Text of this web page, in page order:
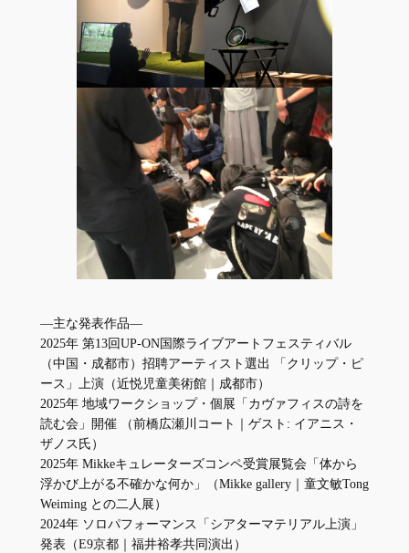
―主な発表作品―
2025年 第13回UP-ON国際ライブアートフェスティバル
（中国・成都市）招聘アーティスト選出 「クリップ・ピ
ース」上演（近悦児童美術館｜成都市）
2025年 地域ワークショップ・個展「カヴァフィスの詩を
読む会」開催 （前橋広瀬川コート｜ゲスト: イアニス・
ザノス⽒）
2025年 Mikkeキュレーターズコンペ受賞展覧会「体から
浮かび上がる不確かな何か」（Mikke gallery｜童⽂敏Tong
Weiming との⼆⼈展）
2024年 ソロパフォーマンス「シアターマテリアル上演」
発表（E9京都｜福井裕孝共同演出）